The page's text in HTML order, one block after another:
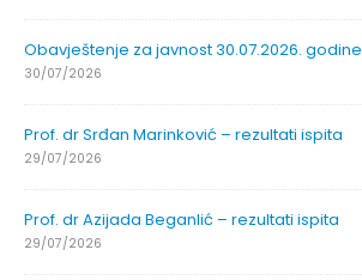
Obavještenje za javnost 30.07.2026. godine
30/07/2026
Prof. dr Srđan Marinković – rezultati ispita
29/07/2026
Prof. dr Azijada Beganlić – rezultati ispita
29/07/2026